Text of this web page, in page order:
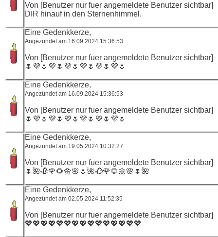
Von [Benutzer nur fuer angemeldete Benutzer sichtbar]
DIR hinauf in den Sternenhimmel.
Eine Gedenkkerze,
Angezündet am 16.09.2024 15:36:53
Von [Benutzer nur fuer angemeldete Benutzer sichtbar]
🌷💜🌷💜🌷💜🌷💜🌷💜🌷💜🌷
Eine Gedenkkerze,
Angezündet am 16.09.2024 15:36:53
Von [Benutzer nur fuer angemeldete Benutzer sichtbar]
🌷💜🌷💜🌷💜🌷💜🌷💜🌷💜🌷
Eine Gedenkkerze,
Angezündet am 19.05.2024 10:32:27
Von [Benutzer nur fuer angemeldete Benutzer sichtbar]
🌷🌺🥀🌹🌻🌼🌸🌷🌺🥀🌹🌻🌼🌸🌷🌺
Eine Gedenkkerze,
Angezündet am 02.05.2024 11:52:35
Von [Benutzer nur fuer angemeldete Benutzer sichtbar]
💖💖💖💖💖💖💖💖💖💖💖💖💖💖💖